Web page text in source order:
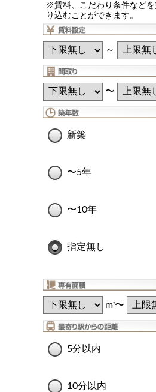
※賃料、こだわり条件など
り込むことができます。
～
〜
新築
〜5年
〜10年
指定無し
m2〜
5分以内
10分以内